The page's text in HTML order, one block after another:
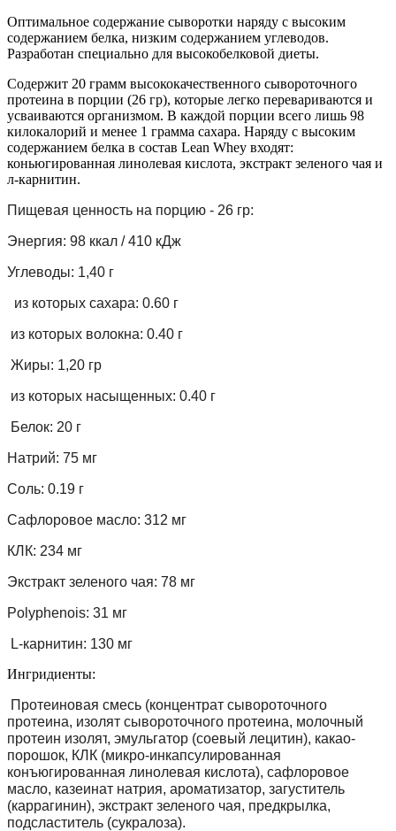
Оптимальное содержание сыворотки наряду с высоким
содержанием белка, низким содержанием углеводов.
Разработан специально для высокобелковой диеты.
Содержит 20 грамм высококачественного сывороточного
протеина в порции (26 гр), которые легко перевариваются и
усваиваются организмом. В каждой порции всего лишь 98
килокалорий и менее 1 грамма сахара. Наряду с высоким
содержанием белка в состав Lean Whey входят:
коньюгированная линолевая кислота, экстракт зеленого чая и
л-карнитин.
Пищевая ценность на порцию - 26 гр:
Энергия: 98 ккал / 410 кДж
Углеводы: 1,40 г
из которых сахара: 0.60 г
из которых волокна: 0.40 г
Жиры: 1,20 гр
из которых насыщенных: 0.40 г
Белок: 20 г
Натрий: 75 мг
Соль: 0.19 г
Сафлоровое масло: 312 мг
КЛК: 234 мг
Экстракт зеленого чая: 78 мг
Polyphenois: 31 мг
L-карнитин: 130 мг
Ингридиенты:
Протеиновая смесь (концентрат сывороточного
протеина, изолят сывороточного протеина, молочный
протеин изолят, эмульгатор (соевый лецитин), какао-
порошок, КЛК (микро-инкапсулированная
конъюгированная линолевая кислота), сафлоровое
масло, казеинат натрия, ароматизатор, загуститель
(каррагинин), экстракт зеленого чая, предкрылка
подсластитель (сукралоза).